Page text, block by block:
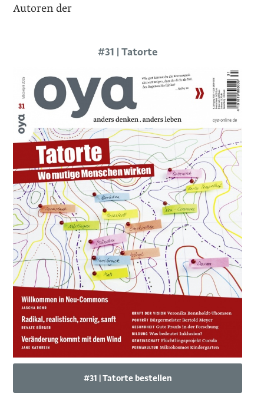
Autoren der
#31 | Tatorte
#31 | Tatorte bestellen